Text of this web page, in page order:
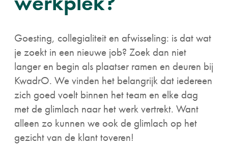
Goesting, collegialiteit en afwisseling: is dat wat
je zoekt in een nieuwe job? Zoek dan niet
langer en begin als plaatser ramen en deuren bij
KwadrO. We vinden het belangrijk dat iedereen
zich goed voelt binnen het team en elke dag
met de glimlach naar het werk vertrekt. Want
alleen zo kunnen we ook de glimlach op het
gezicht van de klant toveren!